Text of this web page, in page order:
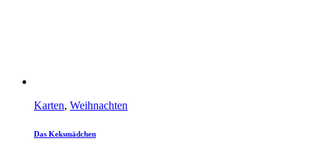
Karten, Weihnachten
Das Keksmädchen